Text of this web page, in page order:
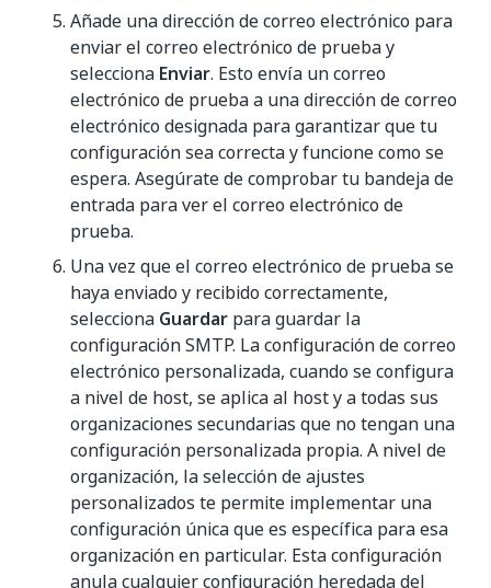
Añade una dirección de correo electrónico para
enviar el correo electrónico de prueba y
selecciona Enviar. Esto envía un correo
electrónico de prueba a una dirección de correo
electrónico designada para garantizar que tu
configuración sea correcta y funcione como se
espera. Asegúrate de comprobar tu bandeja de
entrada para ver el correo electrónico de
prueba.
Una vez que el correo electrónico de prueba se
haya enviado y recibido correctamente,
selecciona Guardar para guardar la
configuración SMTP. La configuración de correo
electrónico personalizada, cuando se configura
a nivel de host, se aplica al host y a todas sus
organizaciones secundarias que no tengan una
configuración personalizada propia. A nivel de
organización, la selección de ajustes
personalizados te permite implementar una
configuración única que es específica para esa
organización en particular. Esta configuración
anula cualquier configuración heredada del